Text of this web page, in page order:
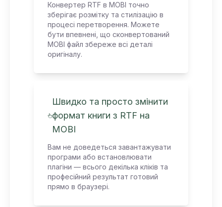
Конвертер RTF в MOBI точно
зберігає розмітку та стилізацію в
процесі перетворення. Можете
бути впевнені, що сконвертований
MOBI файл збереже всі деталі
оригіналу.
Швидко та просто змінити
формат книги з RTF на
MOBI
Вам не доведеться завантажувати
програми або встановлювати
плагіни — всього декілька кліків та
професійний результат готовий
прямо в браузері.